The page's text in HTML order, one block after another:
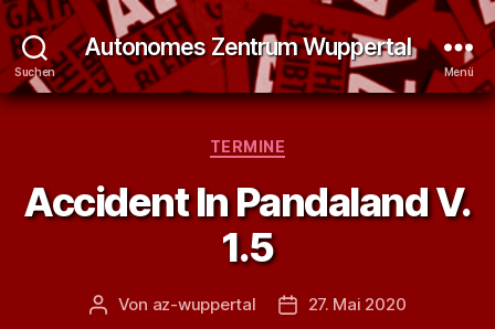
Suchen
Autonomes Zentrum Wuppertal
Menü
Kategorien
TERMINE
Accident In Pandaland V.
1.5
Beitragsautor
Von az-wuppertal Veröffentlichungsdatum
27. Mai 2020